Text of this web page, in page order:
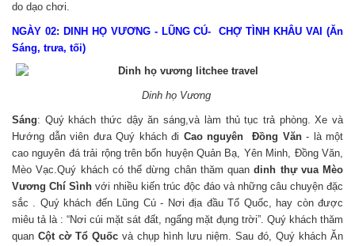
do dạo chơi.
NGÀY 02: DINH HỌ VƯƠNG - LŨNG CÚ- CHỢ TÌNH KHÂU VAI (Ăn
Sáng, trưa, tối)
Dinh họ Vương
Sáng: Quý khách thức dậy ăn sáng,và làm thủ tục trả phòng. Xe và
Hướng dẫn viên đưa Quý khách đi Cao nguyên Đồng Văn - là một
cao nguyên đá trải rộng trên bốn huyện Quản Bạ, Yên Minh, Đồng Văn,
Mèo Vạc.Quý khách có thể dừng chân thăm quandinh thự vua Mèo
Vương Chí Sình với nhiều kiến trúc độc đáo và những câu chuyện đặc
sắc . Quý khách đến Lũng Cú - Nơi địa đầu Tổ Quốc, hay còn được
miêu tả là : “Nơi cúi mặt sát đất, ngẩng mặt đụng trời”. Quý khách thăm
quan Cột cờ Tổ Quốc và chụp hình lưu niệm. Sau đó, Quý khách Ăn